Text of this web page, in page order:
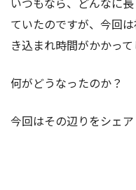
ていたのですが、今回
き込まれ時間がかかって
何がどうなったのか？
今回はその辺りをシェア